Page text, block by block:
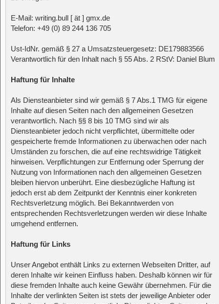
E-Mail: writing.bull [ ät ] gmx.de
Telefon: +49 (0) 89 244 136 705
Ust-IdNr. gemäß § 27 a Umsatzsteuergesetz: DE179883566
Verantwortlich für den Inhalt nach § 55 Abs. 2 RStV: Daniel Blum
Haftung für Inhalte
Als Diensteanbieter sind wir gemäß § 7 Abs.1 TMG für eigene
Inhalte auf diesen Seiten nach den allgemeinen Gesetzen
verantwortlich. Nach §§ 8 bis 10 TMG sind wir als
Diensteanbieter jedoch nicht verpflichtet, übermittelte oder
gespeicherte fremde Informationen zu überwachen oder nach
Umständen zu forschen, die auf eine rechtswidrige Tätigkeit
hinweisen. Verpflichtungen zur Entfernung oder Sperrung der
Nutzung von Informationen nach den allgemeinen Gesetzen
bleiben hiervon unberührt. Eine diesbezügliche Haftung ist
jedoch erst ab dem Zeitpunkt der Kenntnis einer konkreten
Rechtsverletzung möglich. Bei Bekanntwerden von
entsprechenden Rechtsverletzungen werden wir diese Inhalte
umgehend entfernen.
Haftung für Links
Unser Angebot enthält Links zu externen Webseiten Dritter, auf
deren Inhalte wir keinen Einfluss haben. Deshalb können wir für
diese fremden Inhalte auch keine Gewähr übernehmen. Für die
Inhalte der verlinkten Seiten ist stets der jeweilige Anbieter oder